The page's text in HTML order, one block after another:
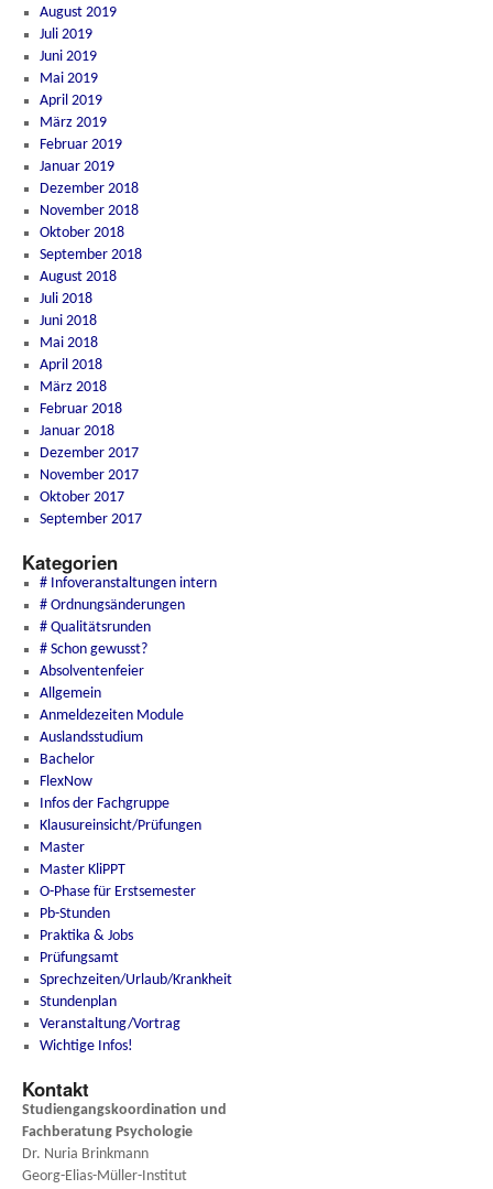
August 2019
Juli 2019
Juni 2019
Mai 2019
April 2019
März 2019
Februar 2019
Januar 2019
Dezember 2018
November 2018
Oktober 2018
September 2018
August 2018
Juli 2018
Juni 2018
Mai 2018
April 2018
März 2018
Februar 2018
Januar 2018
Dezember 2017
November 2017
Oktober 2017
September 2017
Kategorien
# Infoveranstaltungen intern
# Ordnungsänderungen
# Qualitätsrunden
# Schon gewusst?
Absolventenfeier
Allgemein
Anmeldezeiten Module
Auslandsstudium
Bachelor
FlexNow
Infos der Fachgruppe
Klausureinsicht/Prüfungen
Master
Master KliPPT
O-Phase für Erstsemester
Pb-Stunden
Praktika & Jobs
Prüfungsamt
Sprechzeiten/Urlaub/Krankheit
Stundenplan
Veranstaltung/Vortrag
Wichtige Infos!
Kontakt
Studiengangskoordination und
Fachberatung Psychologie
Dr. Nuria Brinkmann
Georg-Elias-Müller-Institut